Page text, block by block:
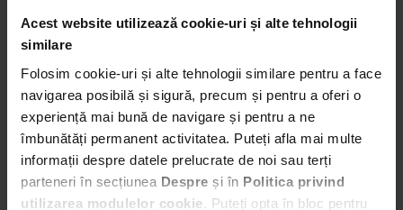
Acest website utilizează cookie-uri și alte tehnologii
similare
Folosim cookie-uri și alte tehnologii similare pentru a face
navigarea posibilă și sigură, precum și pentru a oferi o
experiență mai bună de navigare și pentru a ne
îmbunătăți permanent activitatea. Puteți afla mai multe
informații despre datele prelucrate de noi sau terți
parteneri în secțiunea Despre și în Politica privind
utilizarea modulelor cookie. Puteți opta în bloc pentru
Preluare
Bucuresti – Bd. Expozitiei nr. 2
10:00
Predare